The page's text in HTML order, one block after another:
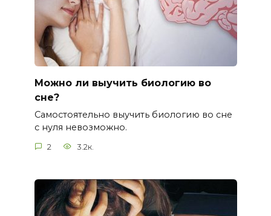
Можно ли выучить биологию во
сне?
Самостоятельно выучить биологию во сне
с нуля невозможно.
2 3.2к.